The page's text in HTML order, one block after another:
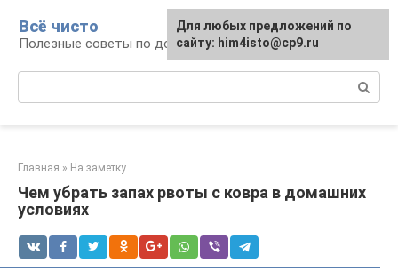
контенту
Всё чисто
Полезные советы по домоводству
Главная » На заметку
Чем убрать запах рвоты с ковра в домашних
условиях
Для любых предложений по
сайту: him4isto@cp9.ru